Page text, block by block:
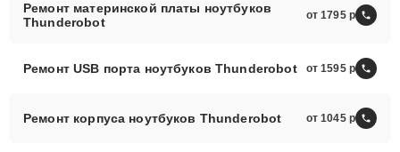
Ремонт материнской платы ноутбуков
Thunderobot
от 1795
Ремонт USB порта ноутбуков Thunderobot от 1595
Ремонт корпуса ноутбуков Thunderobot от 1045